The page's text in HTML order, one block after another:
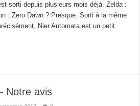
sorti depuis plusieurs mois déjà. Zelda :
: Zero Dawn ? Presque. Sorti à la même
Nier Automata est un petit
Notre avis